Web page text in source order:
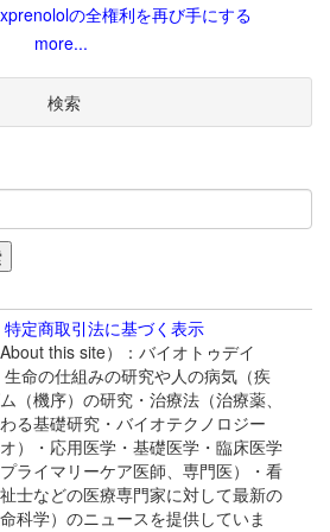
の全権利を再び手にする
more...
検索
特定商取引法に基づく表示
this site）：バイオトゥデイ
生命の仕組みの研究や人の病気（疾
（機序）の研究・治療法（治療薬、
る基礎研究・バイオテクノロジー
）・応用医学・基礎医学・臨床医学
ライマリーケア医師、専門医）・看
士などの医療専門家に対して最新の
科学）のニュースを提供していま